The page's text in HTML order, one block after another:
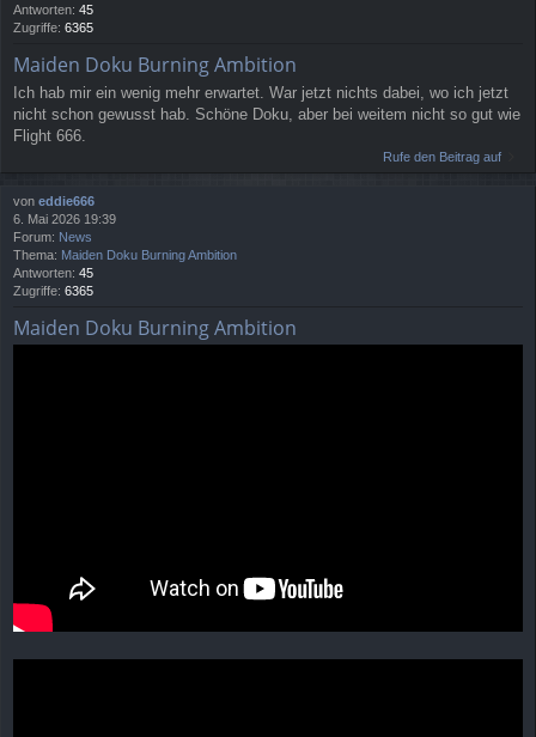
Antworten: 45
Zugriffe: 6365
Maiden Doku Burning Ambition
Ich hab mir ein wenig mehr erwartet. War jetzt nichts dabei, wo ich jetzt
nicht schon gewusst hab. Schöne Doku, aber bei weitem nicht so gut wie
Flight 666.
Rufe den Beitrag auf
von eddie666
6. Mai 2026 19:39
Forum: News
Thema: Maiden Doku Burning Ambition
Antworten: 45
Zugriffe: 6365
Maiden Doku Burning Ambition